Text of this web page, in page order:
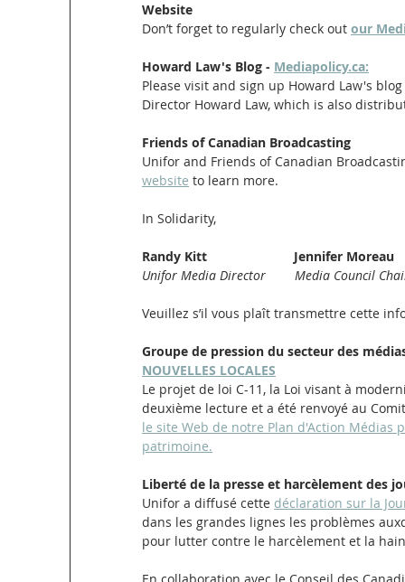
Website
Don’t forget to regularly check out our
Howard Law's Blog - Mediapolicy.ca:
Please visit and sign up Howard Law's
Director Howard Law, which is also
Friends of Canadian Broadcasting
Unifor and Friends of Canadian
website to learn more.
In Solidarity,
Randy Kitt                        Jennifer Moreau
Unifor Media Director        Media Council
Veuillez s’il vous plaît transmettre cette
Groupe de pression du secteur des
NOUVELLES LOCALES
Le projet de loi C-11, la Loi visant à
deuxième lecture et a été renvoyé au
le site Web de notre Plan d'Action
patrimoine.
Liberté de la presse et harcèlement des
Unifor a diffusé cette déclaration sur la
dans les grandes lignes les problèmes
pour lutter contre le harcèlement et la